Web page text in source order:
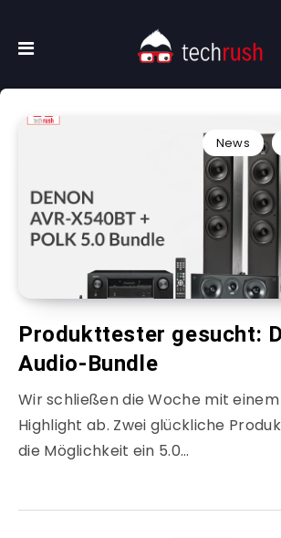
News
Produkttester gesucht:
Audio-Bundle
Wir schließen die Woche mit
Highlight ab. Zwei glückliche
die Möglichkeit ein 5.0…